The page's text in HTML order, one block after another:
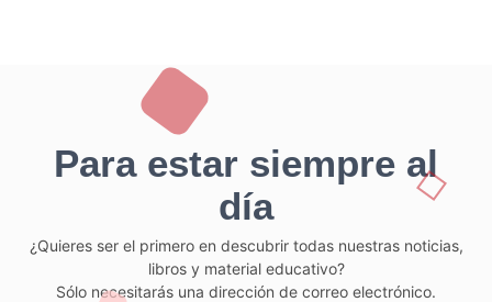
Para estar siempre al
día
¿Quieres ser el primero en descubrir todas nuestras noticias,
libros y material educativo?
Sólo necesitarás una dirección de correo electrónico.